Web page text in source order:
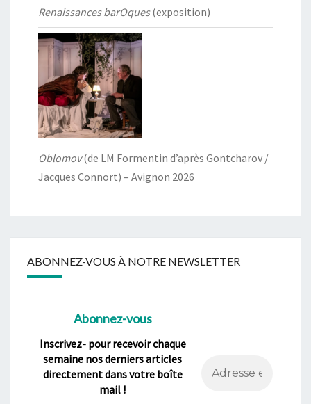
Renaissances barOques(exposition)
Oblomov(de LM Formentin d’après Gontcharov /
Jacques Connort) – Avignon 2026
ABONNEZ-VOUS À NOTRE NEWSLETTER
Abonnez-vous
Inscrivez- pour recevoir chaque
semaine nos derniers articles
directement dans votre boîte
mail !